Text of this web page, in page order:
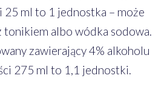
25 ml to 1 jednostka – może
tonikiem albo wódka sodowa.
zawierający 4% alkoholu
275 ml to 1,1 jednostki.